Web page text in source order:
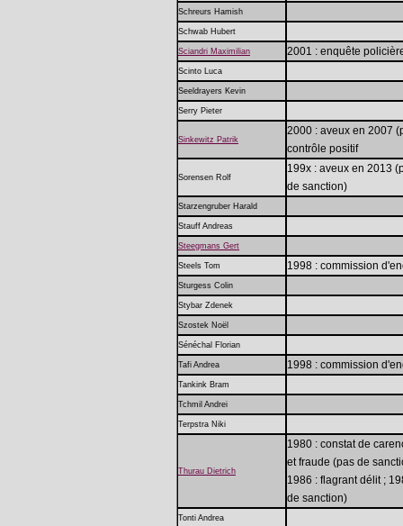
Schreurs Hamish
Schwab Hubert
Sciandri Maximilian 2001 : enquête
Scinto Luca
Seeldrayers Kevin
Serry Pieter
Sinkewitz Patrik
2000 : aveux en 2007
contrôle positif
Sorensen Rolf
199x : aveux en 2013
de sanction)
Starzengruber Harald
Stauff Andreas
Steegmans Gert
Steels Tom 1998 : commission
Sturgess Colin
Stybar Zdenek
Szostek Noël
Sénéchal Florian
Tafi Andrea 1998 : commission
Tankink Bram
Tchmil Andrei
Terpstra Niki
Thurau Dietrich
1980 : constat de
et fraude (pas de
1986 : flagrant délit ;
de sanction)
Tonti Andrea